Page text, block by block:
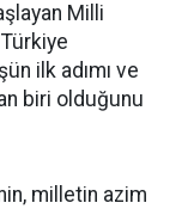
Milli
ilk adımı ve
biri olduğunu
milletin azim